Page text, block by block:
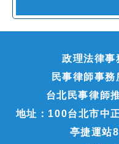
政理法律事
民事律師事
台北民事律師
地址：100台北市中
亭捷運站